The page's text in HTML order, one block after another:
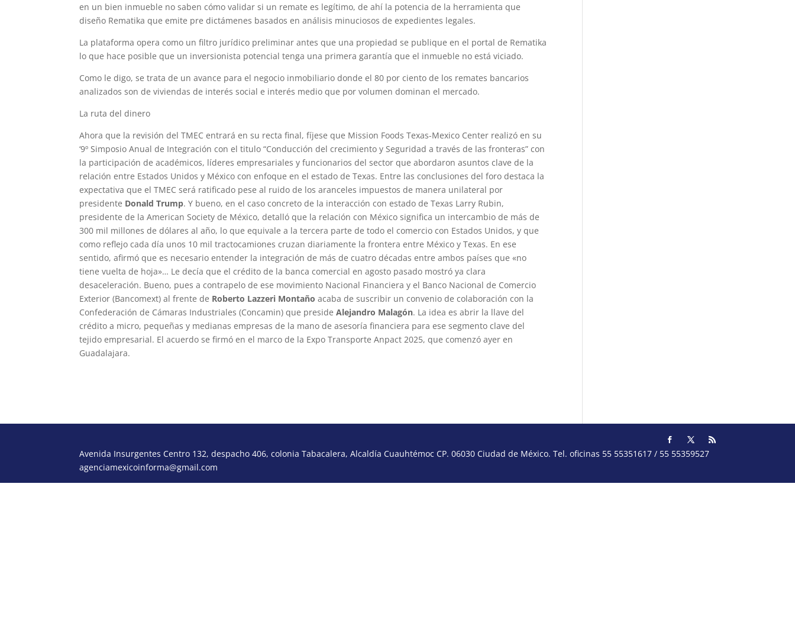
en un bien inmueble no saben cómo validar si un remate es legítimo, de ahí la potencia de la herramienta que
diseño Rematika que emite pre dictámenes basados en análisis minuciosos de expedientes legales.
La plataforma opera como un filtro jurídico preliminar antes que una propiedad se publique en el portal de Rematika
lo que hace posible que un inversionista potencial tenga una primera garantía que el inmueble no está viciado.
Como le digo, se trata de un avance para el negocio inmobiliario donde el 80 por ciento de los remates bancarios
analizados son de viviendas de interés social e interés medio que por volumen dominan el mercado.
La ruta del dinero
Ahora que la revisión del TMEC entrará en su recta final, fíjese que Mission Foods Texas-Mexico Center realizó en su
‘9º Simposio Anual de Integración con el titulo “Conducción del crecimiento y Seguridad a través de las fronteras” con
la participación de académicos, líderes empresariales y funcionarios del sector que abordaron asuntos clave de la
relación entre Estados Unidos y México con enfoque en el estado de Texas. Entre las conclusiones del foro destaca la
expectativa que el TMEC será ratificado pese al ruido de los aranceles impuestos de manera unilateral por
presidente Donald Trump. Y bueno, en el caso concreto de la interacción con estado de Texas Larry Rubin,
presidente de la American Society de México, detalló que la relación con México significa un intercambio de más de
300 mil millones de dólares al año, lo que equivale a la tercera parte de todo el comercio con Estados Unidos, y que
como reflejo cada día unos 10 mil tractocamiones cruzan diariamente la frontera entre México y Texas. En ese
sentido, afirmó que es necesario entender la integración de más de cuatro décadas entre ambos países que «no
tiene vuelta de hoja»… Le decía que el crédito de la banca comercial en agosto pasado mostró ya clara
desaceleración. Bueno, pues a contrapelo de ese movimiento Nacional Financiera y el Banco Nacional de Comercio
Exterior (Bancomext) al frente de Roberto Lazzeri Montaño acaba de suscribir un convenio de colaboración con la
Confederación de Cámaras Industriales (Concamin) que presideAlejandro Malagón. La idea es abrir la llave del
crédito a micro, pequeñas y medianas empresas de la mano de asesoría financiera para ese segmento clave del
tejido empresarial. El acuerdo se firmó en el marco de la Expo Transporte Anpact 2025, que comenzó ayer en
Guadalajara.
Avenida Insurgentes Centro 132, despacho 406, colonia Tabacalera, Alcaldía Cuauhtémoc CP. 06030 Ciudad de México. Tel. oficinas 55 55351617 / 55 55359527
agenciamexicoinforma@gmail.com